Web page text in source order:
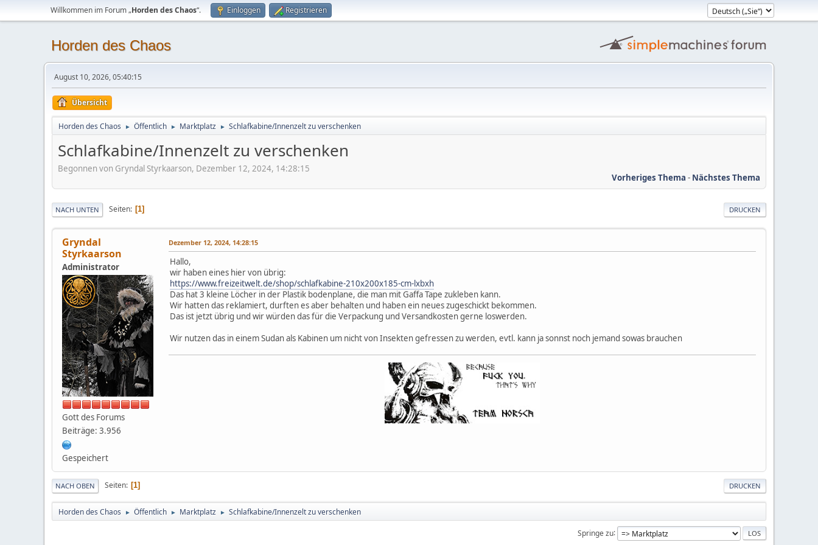
Willkommen im Forum „Horden des Chaos“. Einloggen Registrieren
Horden des Chaos
August 10, 2026, 05:40:15
Übersicht
Horden des Chaos ► Öffentlich ► Marktplatz ► Schlafkabine/Innenzelt zu verschenken
Schlafkabine/Innenzelt zu verschenken
Begonnen von Gryndal Styrkaarson, Dezember 12, 2024, 14:28:15
Vorheriges Thema - Nächstes Thema
DRUCKEN
NACH UNTEN Seiten 1
Gryndal
Styrkaarson
Administrator
Gott des Forums
Beiträge: 3.956
Gespeichert
Dezember 12, 2024, 14:28:15
Hallo,
wir haben eines hier von übrig:
https://www.freizeitwelt.de/shop/schlafkabine-210x200x185-cm-lxbxh
Das hat 3 kleine Löcher in der Plastik bodenplane, die man mit Gaffa Tape zukleben kann.
Wir hatten das reklamiert, durften es aber behalten und haben ein neues zugeschickt bekommen.
Das ist jetzt übrig und wir würden das für die Verpackung und Versandkosten gerne loswerden.
Wir nutzen das in einem Sudan als Kabinen um nicht von Insekten gefressen zu werden, evtl. kann ja sonnst noch jemand sowas brauchen
DRUCKEN
NACH OBEN Seiten 1
Horden des Chaos ► Öffentlich ► Marktplatz ► Schlafkabine/Innenzelt zu verschenken
Springe zu